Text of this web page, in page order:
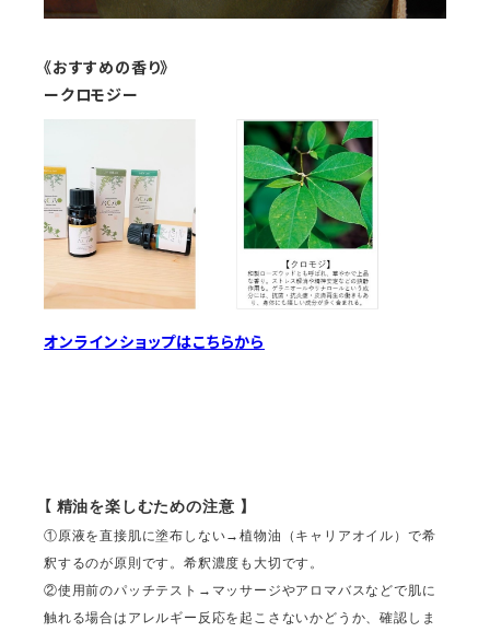
《おすすめの香り》
ークロモジー
オンラインショップはこちらから
【 精油を楽しむための注意 】
①原液を直接肌に塗布しない→植物油（キャリアオイル）で希
釈するのが原則です。希釈濃度も大切です。
②使用前のパッチテスト→マッサージやアロマバスなどで肌に
触れる場合はアレルギー反応を起こさないかどうか、確認しま